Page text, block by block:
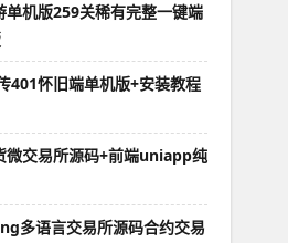
单机版259关稀有完整一键端
401怀旧端单机版+安装教程
微交易所源码+前端uniapp纯
多语言交易所源码合约交易